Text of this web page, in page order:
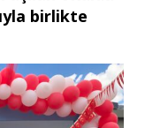
birlikte